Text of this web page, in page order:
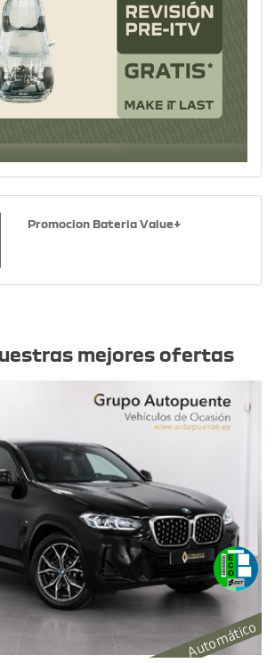
Promocion Bateria Value+
mejores ofertas
Automático